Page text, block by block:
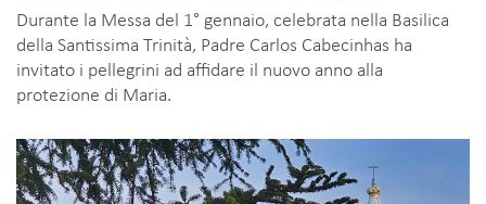
Durante la Messa del 1° gennaio, celebrata nella Basilica
della Santissima Trinità, Padre Carlos Cabecinhas ha
invitato i pellegrini ad affidare il nuovo anno alla
protezione di Maria.